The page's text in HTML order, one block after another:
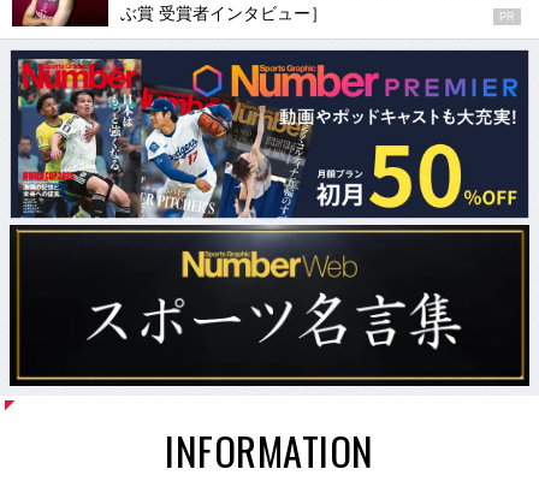
ぶ賞 受賞者インタビュー］
PR
INFORMATION